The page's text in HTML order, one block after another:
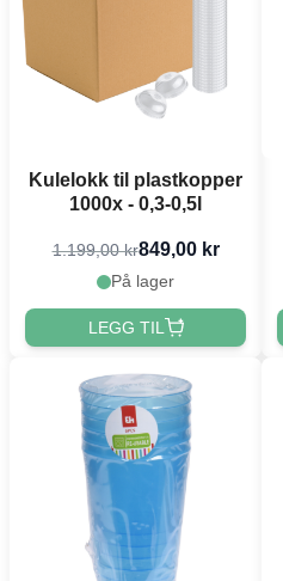
Kulelokk til plastkopper
1000x - 0,3-0,5l
1.199,00 kr849,00 kr
På lager
LEGG TIL